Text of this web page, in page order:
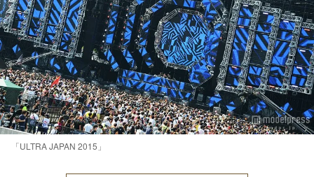
「ULTRA JAPAN 2015」